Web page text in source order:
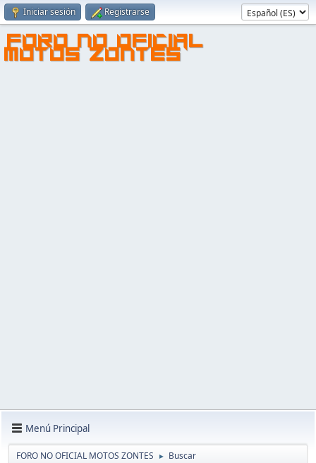
Iniciar sesión Registrarse
FORO NO OFICIAL
MOTOS ZONTES
Menú Principal
FORO NO OFICIAL MOTOS ZONTES ► Buscar